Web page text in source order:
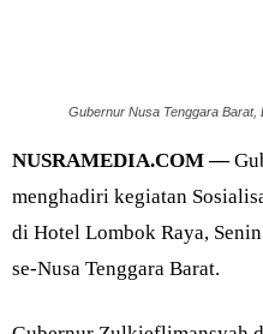
Gubernur Nusa Tenggara Barat,
NUSRAMEDIA.COM —
menghadiri kegiatan
di Hotel Lombok Raya,
se-Nusa Tenggara Barat.